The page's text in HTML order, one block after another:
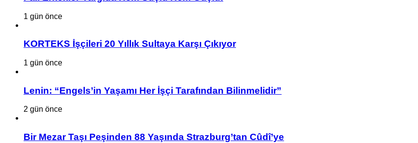
1 gün önce
KORTEKS İşçileri 20 Yıllık Sultaya Karşı Çıkıyor
1 gün önce
Lenin: “Engels’in Yaşamı Her İşçi Tarafından Bilinmelidir”
2 gün önce
Bir Mezar Taşı Peşinden 88 Yaşında Strazburg’tan Cûdî’ye